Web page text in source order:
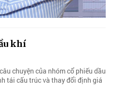
khí
chuyện của nhóm cổ phiếu dầu
tái cấu trúc và thay đổi định giá